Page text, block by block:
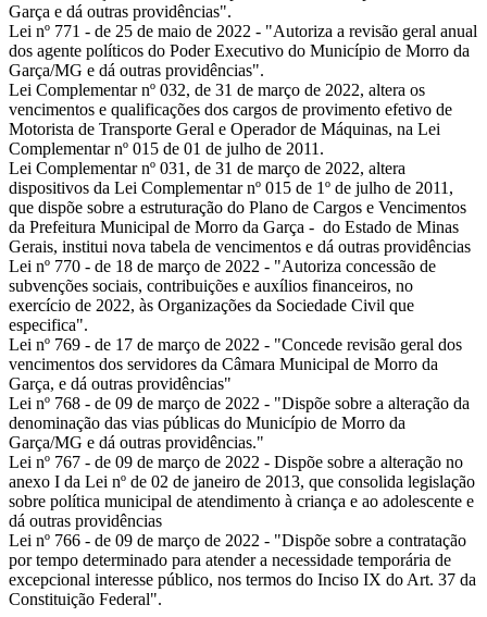
Garça e dá outras providências".
Lei nº 771 - de 25 de maio de 2022 - "Autoriza a revisão geral anual
dos agente políticos do Poder Executivo do Município de Morro da
Garça/MG e dá outras providências".
Lei Complementar nº 032, de 31 de março de 2022, altera os
vencimentos e qualificações dos cargos de provimento efetivo de
Motorista de Transporte Geral e Operador de Máquinas, na Lei
Complementar nº 015 de 01 de julho de 2011.
Lei Complementar nº 031 , de 31 de março de 2022, altera
dispositivos da Lei Complementar nº 015 de 1º de julho de 2011,
que dispõe sobre a estruturação do Plano de Cargos e Vencimentos
da Prefeitura Municipal de Morro da Garça - do Estado de Minas
Gerais, institui nova tabela de vencimentos e dá outras providências
Lei nº 770 - de 18 de março de 2022 - "Autoriza concessão de
subvenções sociais, contribuições e auxílios financeiros, no
exercício de 2022, às Organizações da Sociedade Civil que
especifica".
Lei nº 769 - de 17 de março de 2022 - "Concede revisão geral dos
vencimentos dos servidores da Câmara Municipal de Morro da
Garça, e dá outras providências"
Lei nº 768 - de 09 de março de 2022 - "Dispõe sobre a alteração da
denominação das vias públicas do Município de Morro da
Garça/MG e dá outras providências."
Lei nº 767 - de 09 de março de 2022 - Dispõe sobre a alteração no
anexo I da Lei nº de 02 de janeiro de 2013, que consolida legislação
sobre política municipal de atendimento à criança e ao adolescente e
dá outras providências
Lei nº 766 - de 09 de março de 2022 - "Dispõe sobre a contratação
por tempo determinado para atender a necessidade temporária de
excepcional interesse público, nos termos do Inciso IX do Art. 37 da
Constituição Federal".